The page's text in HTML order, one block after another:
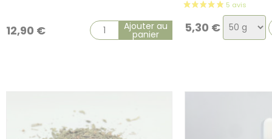
12,90 € Ajouter au
panier 5,30 € Choix
de